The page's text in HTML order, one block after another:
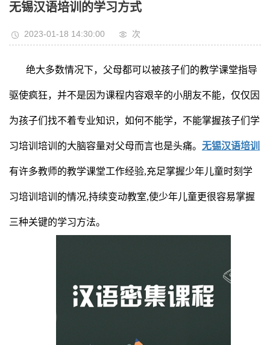
无锡汉语培训的学习方式
2023-01-18 14:30:00 次
绝大多数情况下，父母都可以被孩子们的教学课堂指导
驱使疯狂，并不是因为课程内容艰辛的小朋友不能，仅仅因
为孩子们找不着专业知识，如何不能学，不能掌握孩子们学
习培训培训的大脑容量对父母而言也是头痛。 无锡汉语培训
有许多教师的教学课堂工作经验,充足掌握少年儿童时刻学
习培训培训的情况,持续变动教室,使少年儿童更很容易掌握
三种关键的学习方法。